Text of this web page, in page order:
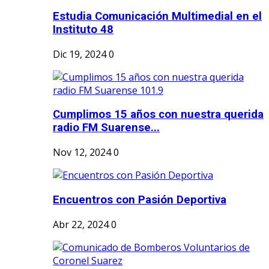
Estudia Comunicación Multimedial en el
Instituto 48
Dic 19, 20240
Cumplimos 15 años con nuestra querida
radio FM Suarense...
Nov 12, 20240
Encuentros con Pasión Deportiva
Abr 22, 20240